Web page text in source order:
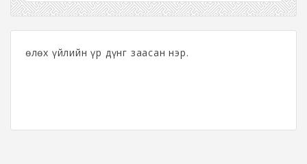
Өөлөх үйлийн үр дүнг заасан нэр.